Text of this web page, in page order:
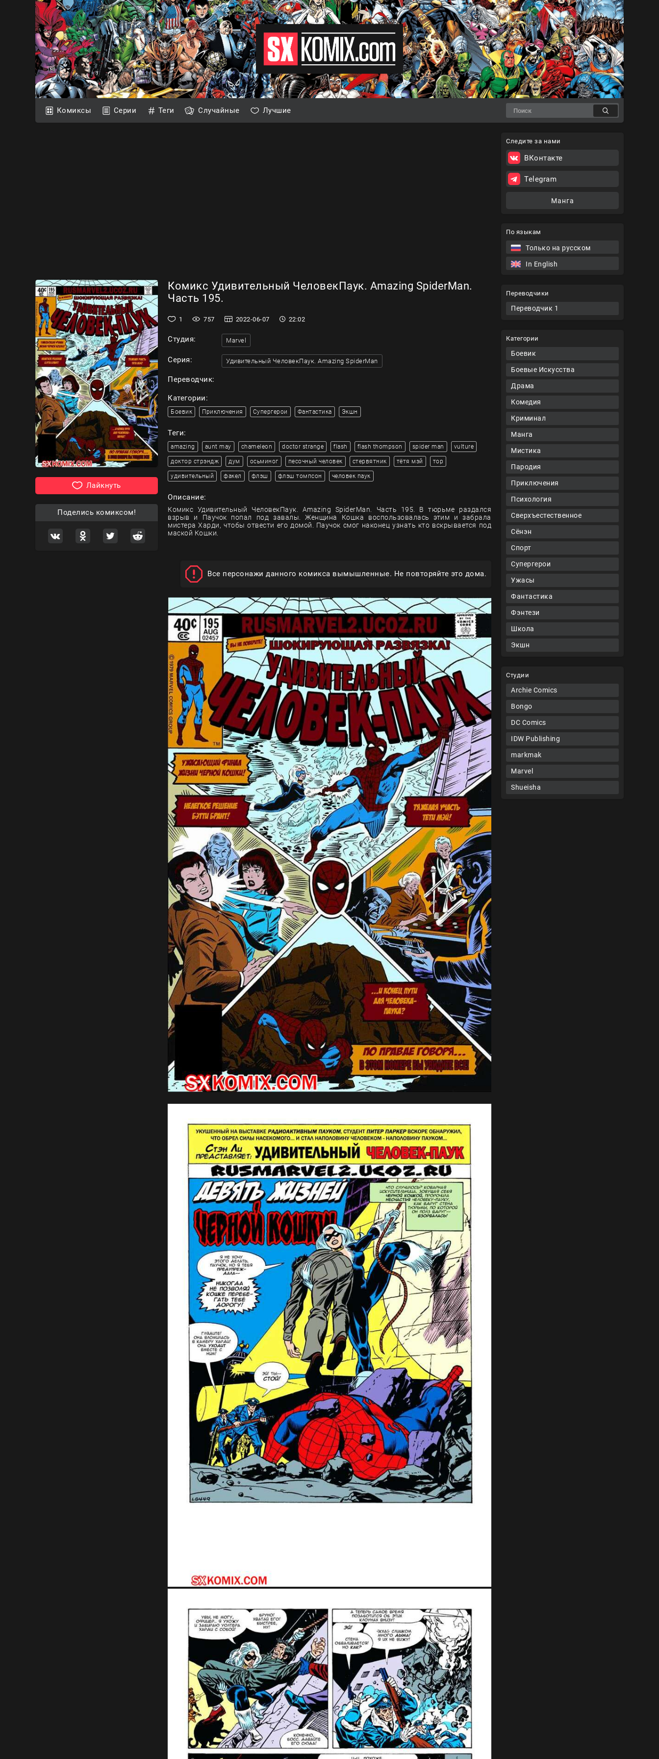
Комиксы Серии Теги Случайные Лучшие
По языкам
Только на русском
In English
Переводчики
Переводчик 1
Категории
Боевик
Боевые Искусства
Драма
Комедия
Криминал
Манга
Мистика
Пародия
Приключения
Психология
Сверхъестественное
Сёнэн
Спорт
Супергерои
Ужасы
Фантастика
Фэнтези
Школа
Экшн
Студии
Archie Comics
Bongo
DC Comics
IDW Publishing
markmak
Marvel
Shueisha
Лайкнуть
Поделись комиксом!
Комикс Удивительный ЧеловекПаук. Amazing SpiderMan.
Часть 195.
1 757 2022-06-07 22:02
Студия: Marvel
Серия: Удивительный ЧеловекПаук. Amazing SpiderMan
Переводчик:
Категории:
Боевик Приключения Супергерои Фантастика Экшн
Теги:
amazing aunt may chameleon doctor strange flash flash thompson spider man vulture
доктор стрэндж дум осьминог песочный человек стервятник тётя мэй тор
удивительный факел флэш флэш томпсон человек паук
Описание:
Комикс Удивительный ЧеловекПаук. Amazing SpiderMan. Часть 195. В тюрьме раздался
взрыв и Паучок попал под завалы. Женщина Кошка воспользовалась этим и забрала
мистера Харди, чтобы отвести его домой. Паучок смог наконец узнать кто вскрывается под
маской Кошки.
Все персонажи данного комикса вымышленные. Не повторяйте это дома.
Следите за нами
ВКонтакте
Telegram
Манга